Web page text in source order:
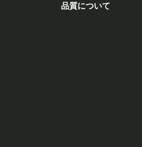
品質について